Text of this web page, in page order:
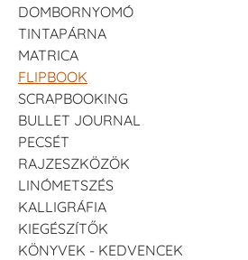
DOMBORNYOMÓ
TINTAPÁRNA
MATRICA
FLIPBOOK
SCRAPBOOKING
BULLET JOURNAL
PECSÉT
RAJZESZKÖZÖK
LINÓMETSZÉS
KALLIGRÁFIA
KIEGÉSZÍTŐK
KÖNYVEK - KEDVENCEK